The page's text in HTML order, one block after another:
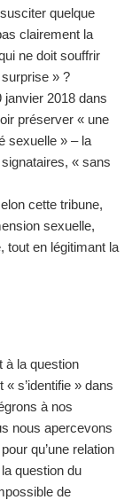
quelque
clairement la
ne doit souffrir
» ?
janvier 2018 dans
préserver « une
sexuelle » – la
« sans
cette tribune,
sexuelle,
tout en légitimant la
à la question
s’identifie » dans
à nos
nous apercevons
qu’une relation
question du
de